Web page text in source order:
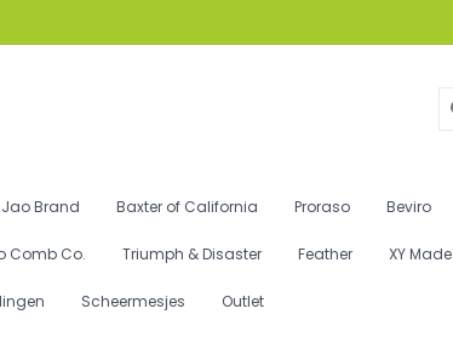
Jao Brand Baxter of California Proraso Beviro
Comb Co. Triumph & Disaster Feather XY Made
Scheermesjes Outlet